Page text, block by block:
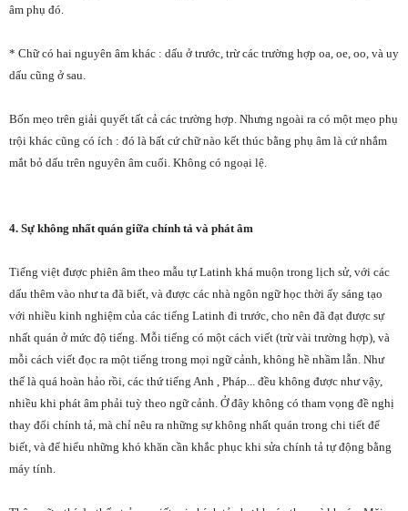
âm phụ đó.
* Chữ có hai nguyên âm khác : dấu ở trước, trừ các trường hợp oa, oe, oo, và uy
dấu cũng ở sau.
Bốn mẹo trên giải quyết tất cả các trường hợp. Nhưng ngoài ra có một mẹo phụ
trội khác cũng có ích : đó là bất cứ chữ nào kết thúc bằng phụ âm là cứ nhắm
mắt bỏ dấu trên nguyên âm cuối. Không có ngoại lệ.
4. Sự không nhất quán giữa chính tả và phát âm
Tiếng việt được phiên âm theo mẫu tự Latinh khá muộn trong lịch sử, với các
dấu thêm vào như ta đã biết, và được các nhà ngôn ngữ học thời ấy sáng tạo
với nhiều kinh nghiệm của các tiếng Latinh đi trước, cho nên đã đạt được sự
nhất quán ở mức độ tiếng. Mỗi tiếng có một cách viết (trừ vài trường hợp), và
mỗi cách viết đọc ra một tiếng trong mọi ngữ cảnh, không hề nhầm lẫn. Như
thế là quá hoàn hảo rồi, các thứ tiếng Anh , Pháp... đều không được như vậy,
nhiều khi phát âm phải tuỳ theo ngữ cảnh. Ở đây không có tham vọng đề nghị
thay đổi chính tả, mà chỉ nêu ra những sự không nhất quán trong chi tiết để
biết, và để hiểu những khó khăn cần khắc phục khi sửa chính tả tự động bằng
máy tính.